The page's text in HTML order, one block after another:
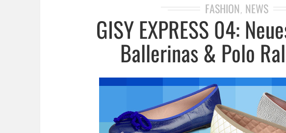
FASHION, NEWS
GISY EXPRESS 04:
Ballerinas & Polo